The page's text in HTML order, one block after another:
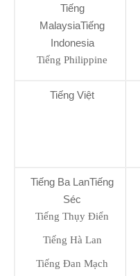
Tiếng
MalaysiaTiếng
Indonesia
Tiếng Philippine
Tiếng Việt
Tiếng Ba LanTiếng
Séc
Tiếng Thụy Điển
Tiếng Hà Lan
Tiếng Đan Mạch